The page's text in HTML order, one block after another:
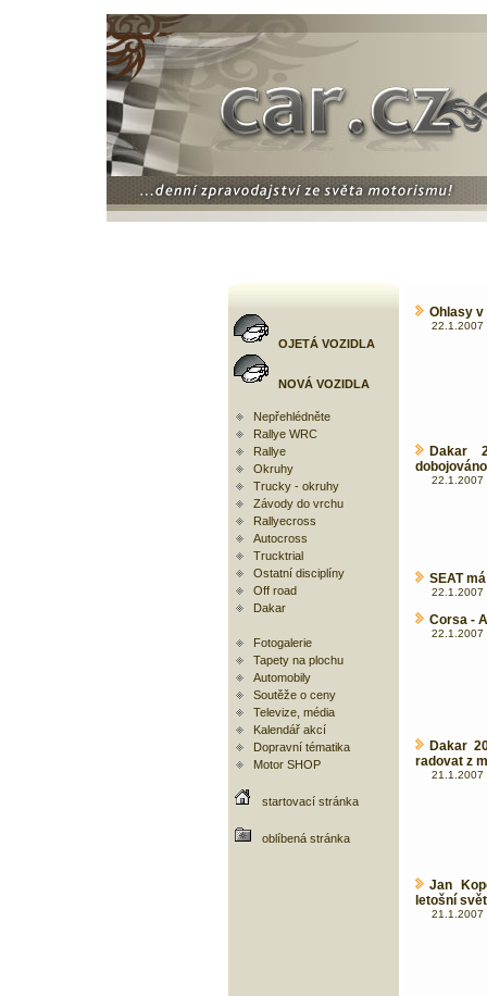
OJETÁ VOZIDLA
NOVÁ VOZIDLA
Nepřehlédněte
Rallye WRC
Rallye
Okruhy
Trucky - okruhy
Závody do vrchu
Rallyecross
Autocross
Trucktrial
Ostatní disciplíny
Off road
Dakar
Fotogalerie
Tapety na plochu
Automobily
Soutěže o ceny
Televize, média
Kalendář akcí
Dopravní tématika
Motor SHOP
startovací stránka
oblíbená stránka
Ohlasy
22.1.2007
Dakar
22.1.2007
SEAT
22.1.2007
Corsa -
22.1.2007
Dakar
radovat z
21.1.2007
Jan
letošní
21.1.2007